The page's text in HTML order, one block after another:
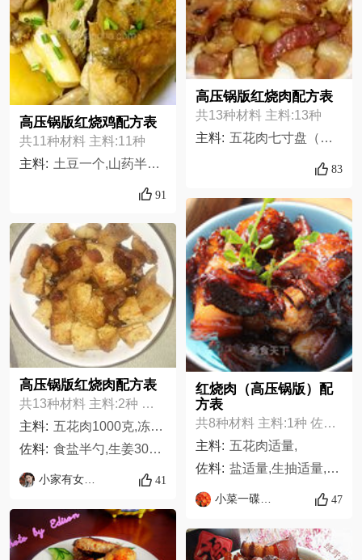
高压锅版红烧鸡配方表
共11种材料 主料:11种
主料: 土豆一个,山药半根,土鸡一只,盐适量,老抽少许,生抽适量,姜片四片,玉米油适量,花椒少许,葱10克,蚝油适量
91
高压锅版红烧肉配方表
共13种材料 主料:2种 佐料:11种
主料: 五花肉1000克,冻豆腐500克
佐料: 食盐半勺,生姜30克,花椒适量,八角适量,香叶适量,丁香适量,生抽适量,老抽适量,蚝油适量,料酒适量,冰糖2粒
小家有女初长成 41
高压锅版红烧肉配方表
共13种材料 主料:13种
主料: 五花肉七寸盘（一小盘）,水300克,腐乳半块,红辣椒1个,葱适量,姜适量,盐适量,糖一小勺,桂皮一小块,生抽适量,老抽适量,大料一颗,白子一片,
83
红烧肉（高压锅版）配
方表
共8种材料 主料:1种 佐料:7种
主料: 五花肉适量,
佐料: 盐适量,生抽适量,老抽适量,料酒适量,白糖适量,姜片适量,大蒜适量
小菜一碟的家 47